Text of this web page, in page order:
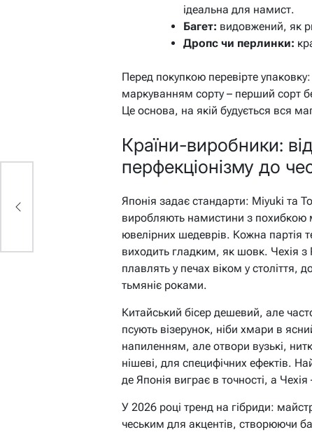
ідеальна для намист.
Багет: видовжений, як
Дропс чи перлинки:
Перед покупкою перевірте
маркуванням сорту – перший сорт
Це основа, на якій будується вся
Країни-виробники:
перфекціонізму до
Японія задає стандарти: Miyuki та
виробляють намистини з
ювелірних шедеврів. Кожна партія
виходить гладким, як шовк. Чехія з
плавлять у печах віком у
тьмяніє роками.
Китайський бісер дешевий, але
псують візерунок, ніби хмари в
напиленням, але отвори вузькі,
нішеві, для специфічних ефектів.
де Японія виграє в точності, а
У 2026 році тренд на гібриди:
чеським для акцентів, створюючи